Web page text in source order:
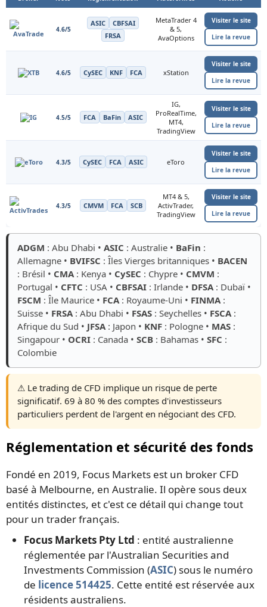
4.6/5
ASIC
CBFSAI
FRSA
MetaTrader 4
& 5,
AvaOptions
Visiter le site
Lire la revue
4.6/5 CySEC KNF FCA xStation
Visiter le site
Lire la revue
4.5/5 FCA BaFin ASIC
IG,
ProRealTime,
MT4,
TradingView
Visiter le site
Lire la revue
4.3/5 CySEC FCA ASIC eToro
Visiter le site
Lire la revue
4.3/5 CMVM FCA SCB
MT4 & 5,
ActivTrader,
TradingView
Visiter le site
Lire la revue
ADGM : Abu Dhabi • ASIC : Australie • BaFin :
Allemagne • BVIFSC : Îles Vierges britanniques • BACEN
: Brésil • CMA: Kenya • CySEC : Chypre • CMVM :
Portugal • CFTC : USA • CBFSAI : Irlande • DFSA: Dubaï •
FSCM : Île Maurice • FCA: Royaume-Uni • FINMA:
Suisse • FRSA: Abu Dhabi • FSAS : Seychelles • FSCA:
Afrique du Sud • JFSA: Japon • KNF : Pologne • MAS :
Singapour • OCRI : Canada • SCB : Bahamas • SFC :
Colombie
⚠️ Le trading de CFD implique un risque de perte
significatif. 69 à 80 % des comptes d'investisseurs
particuliers perdent de l'argent en négociant des CFD.
Réglementation et sécurité des fonds
Fondé en 2019, Focus Markets est un broker CFD
basé à Melbourne, en Australie. Il opère sous deux
entités distinctes, et c'est ce détail qui change tout
pour un trader français.
Focus Markets Pty Ltd : entité australienne
réglementée par l'Australian Securities and
Investments Commission (ASIC) sous le numéro
de licence 514425. Cette entité est réservée aux
résidents australiens.